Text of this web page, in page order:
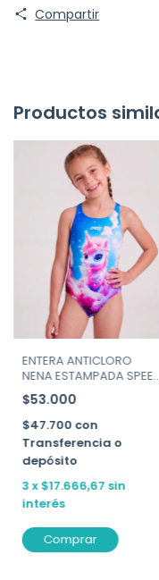
Compartir
Productos
ENTERA ANTICLORO
NENA ESTAMPADA
ART.3459P
$53.000
$47.700 con
Transferencia o
depósito
3 x$17.666,67 sin
interés
Comprar